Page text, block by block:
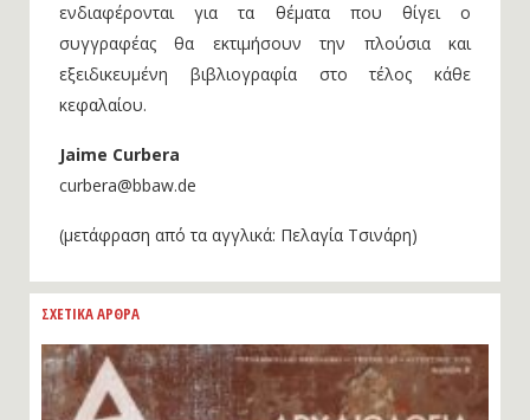
ενδιαφέρονται για τα θέματα που θίγει ο
συγγραφέας θα εκτιμήσουν την πλούσια και
εξειδικευμένη βιβλιογραφία στο τέλος κάθε
κεφαλαίου.
Jaime Curbera
curbera@bbaw.de
(μετάφραση από τα αγγλικά: Πελαγία Τσινάρη)
ΣΧΕΤΙΚΑ ΑΡΘΡΑ